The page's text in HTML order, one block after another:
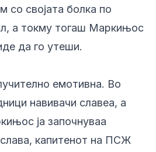
со својата болка по
а токму тогаш Маркињос
да го утеши.
емотивна. Во
навивачи славеа, а
ја започнуваа
капитенот на ПСЖ